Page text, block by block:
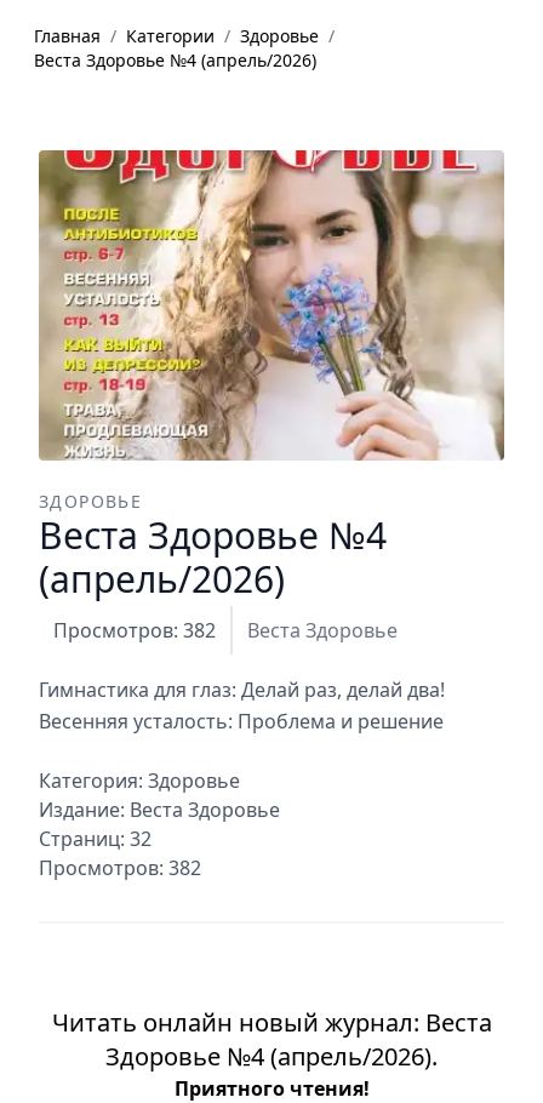
Главная / Категории / Здоровье /
Веста Здоровье №4 (апрель/2026)
ЗДОРОВЬЕ
Веста Здоровье №4
(апрель/2026)
Просмотров: 382 Веста Здоровье
Гимнастика для глаз: Делай раз, делай два!
Весенняя усталость: Проблема и решение
Категория: Здоровье
Издание: Веста Здоровье
Страниц: 32
Просмотров: 382
Читать онлайн новый журнал: Веста
Здоровье №4 (апрель/2026).
Приятного чтения!